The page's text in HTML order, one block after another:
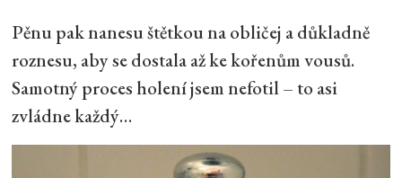
Pěnu pak nanesu štětkou na obličej a důkladně
roznesu, aby se dostala až ke kořenům vousů.
Samotný proces holení jsem nefotil – to asi
zvládne každý…